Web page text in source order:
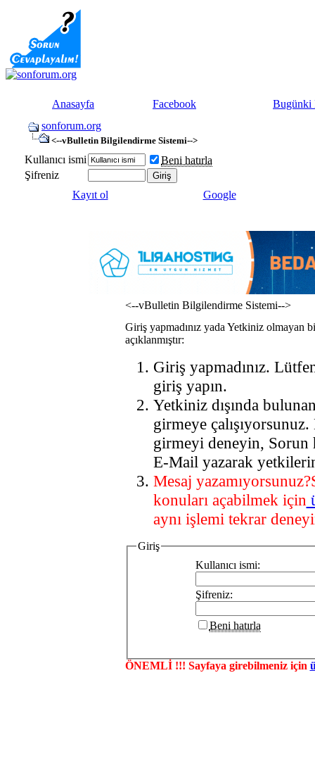
Anasayfa Facebook
Bugünki
sonforum.org
<--vBulletin Bilgilendirme Sistemi-->
Kullanıcı ismi
Beni hatırla
Şifreniz
Kayıt ol
Google
<--vBulletin Bilgilendirme Sistemi-->
Giriş yapmadınız yada Yetkiniz olmayan
açıklanmıştır:
Giriş yapmadınız.
giriş yapın.
Yetkiniz dışında
girmeye
girmeyi deneyin, Sorun
E-Mail yazarak
Mesaj
konuları açabilmek için
aynı işlemi tekrar
Giriş
Kullanıcı ismi:
Şifreniz:
Beni hatırla
ÖNEMLİ !!! Sayfaya girebilmeniz için